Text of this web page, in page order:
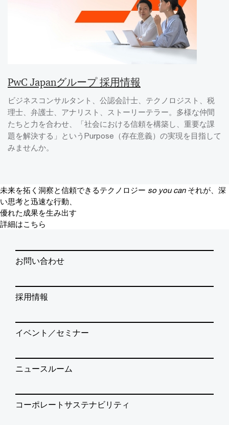
PwC Japanグループ 採用情報
ビジネスコンサルタント、公認会計士、テクノロジスト、税
理士、弁護士、アナリスト、ストーリーテラー。多様な仲間
たちと力を合わせ、「社会における信頼を構築し、重要な課
題を解決する」というPurpose（存在意義）の実現を目指して
みませんか。
未来を拓く洞察と信頼できるテクノロジー so you can それが、深
い思考と迅速な行動、
優れた成果を生み出す
詳細はこちら
お問い合わせ
採用情報
イベント／セミナー
ニュースルーム
コーポレートサステナビリティ